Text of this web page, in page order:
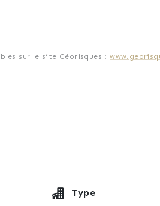
sur le site Géorisques :
Type